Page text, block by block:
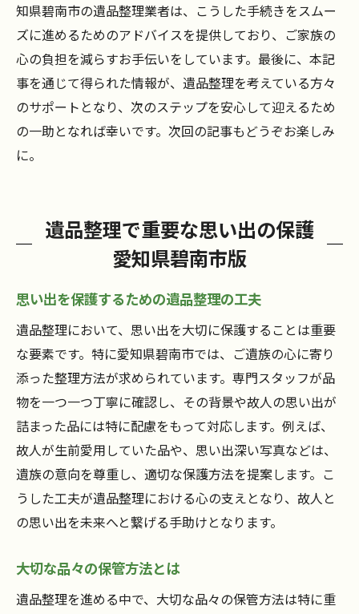
知県碧南市の遺品整理業者は、こうした手続きをスムー
ズに進めるためのアドバイスを提供しており、ご家族の
心の負担を減らすお手伝いをしています。最後に、本記
事を通じて得られた情報が、遺品整理を考えている方々
のサポートとなり、次のステップを安心して迎えるため
の一助となれば幸いです。次回の記事もどうぞお楽しみ
に。
遺品整理で重要な思い出の保護
愛知県碧南市版
思い出を保護するための遺品整理の工夫
遺品整理において、思い出を大切に保護することは重要
な要素です。特に愛知県碧南市では、ご遺族の心に寄り
添った整理方法が求められています。専門スタッフが品
物を一つ一つ丁寧に確認し、その背景や故人の思い出が
詰まった品には特に配慮をもって対応します。例えば、
故人が生前愛用していた品や、思い出深い写真などは、
遺族の意向を尊重し、適切な保護方法を提案します。こ
うした工夫が遺品整理における心の支えとなり、故人と
の思い出を未来へと繋げる手助けとなります。
大切な品々の保管方法とは
遺品整理を進める中で、大切な品々の保管方法は特に重